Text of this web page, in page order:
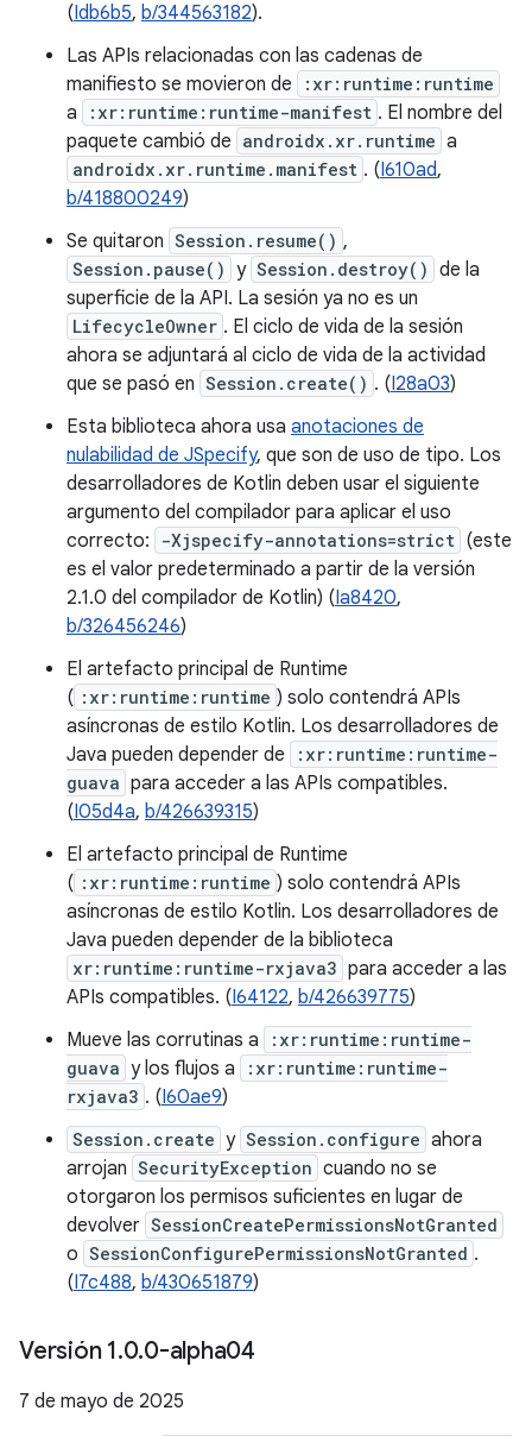
(Idb6b5, b/344563182).
Las APIs relacionadas con las cadenas de
manifiesto se movieron de
:xr:runtime:runtime
a :xr:runtime:runtime-manifest . El nombre del
paquete cambió de androidx.xr.runtime a
androidx.xr.runtime.manifest . (I610ad,
b/418800249)
Se quitaron Session.resume() ,
Session.pause() y Session.destroy() de la
superficie de la API. La sesión ya no es un
LifecycleOwner . El ciclo de vida de la sesión
ahora se adjuntará al ciclo de vida de la actividad
que se pasó en Session.create() . (I28a03)
Esta biblioteca ahora usa anotaciones de
nulabilidad de JSpecify, que son de uso de tipo. Los
desarrolladores de Kotlin deben usar el siguiente
argumento del compilador para aplicar el uso
correcto:
-Xjspecify-annotations=strict (este
es el valor predeterminado a partir de la versión
2.1.0 del compilador de Kotlin) (Ia8420,
b/326456246)
El artefacto principal de Runtime
( :xr:runtime:runtime ) solo contendrá APIs
asíncronas de estilo Kotlin. Los desarrolladores de
Java pueden depender de
:xr:runtime:runtime-
guava para acceder a las APIs compatibles.
(I05d4a, b/426639315)
El artefacto principal de Runtime
( :xr:runtime:runtime ) solo contendrá APIs
asíncronas de estilo Kotlin. Los desarrolladores de
Java pueden depender de la biblioteca
xr:runtime:runtime-rxjava3 para acceder a las
APIs compatibles. (I64122, b/426639775)
Mueve las corrutinas a
:xr:runtime:runtime-
guava y los flujos a
:xr:runtime:runtime-
rxjava3 . (I60ae9)
Session.create y Session.configure ahora
arrojan SecurityException cuando no se
otorgaron los permisos suficientes en lugar de
devolver SessionCreatePermissionsNotGranted
o SessionConfigurePermissionsNotGranted .
(I7c488, b/430651879)
Versión 1.0.0-alpha04
7 de mayo de 2025